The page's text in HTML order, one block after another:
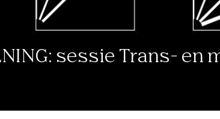
sessie Trans-